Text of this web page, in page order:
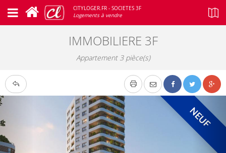
CITYLOGER.FR - SOCIETES 3F
Logements à vendre
IMMOBILIERE 3F
Appartement 3 pièce(s)
NEUF